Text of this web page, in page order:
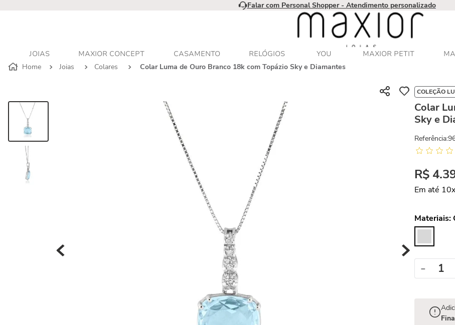
Falar com Personal Shopper - Atendimento personalizado
JOIAS MAXIOR CONCEPT CASAMENTO RELÓGIOS YOU MAXIOR PETIT
Joias
Colares Colar Luma de Ouro Branco 18k com Topázio Sky e Diamantes
COLEÇÃO
Colar
Sky e
Referência:
R$ 4.
Em até 10x
Materiais:
－